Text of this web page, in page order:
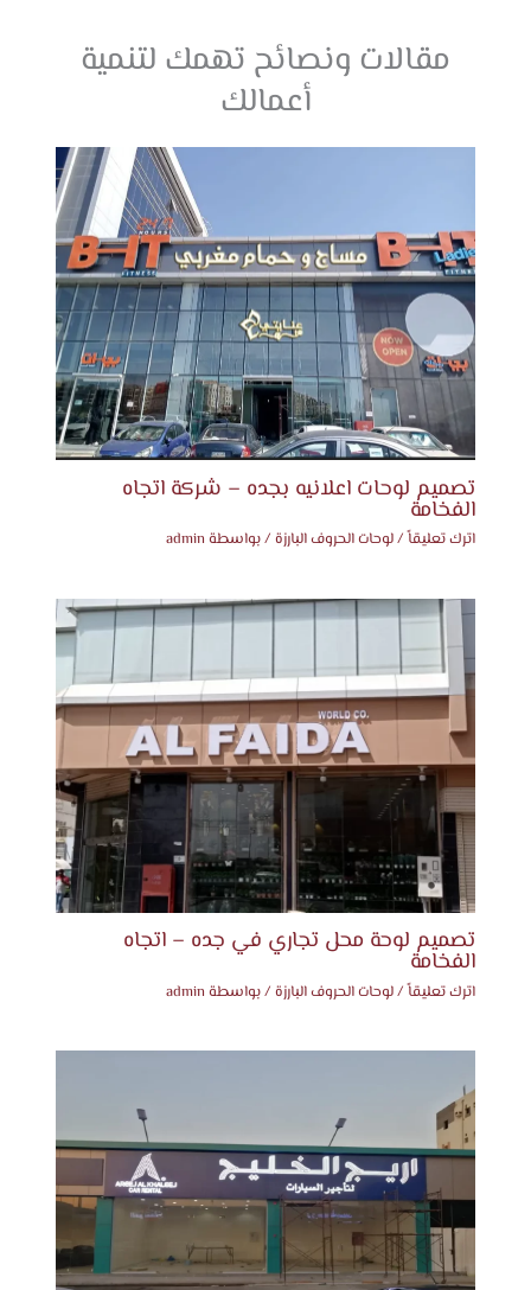
مقالات ونصائح تهمك لتنمية
أعمالك
تصميم لوحات اعلانيه بجده – شركة اتجاه
الفخامة
اترك تعليقاً/لوحات الحروف البارزة / بواسطة admin
تصميم لوحة محل تجاري في جده – اتجاه
الفخامة
اترك تعليقاً/لوحات الحروف البارزة / بواسطة admin